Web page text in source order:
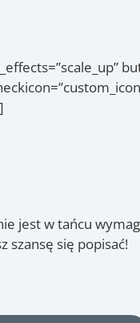
jest w tańcu
szansę się popisać!